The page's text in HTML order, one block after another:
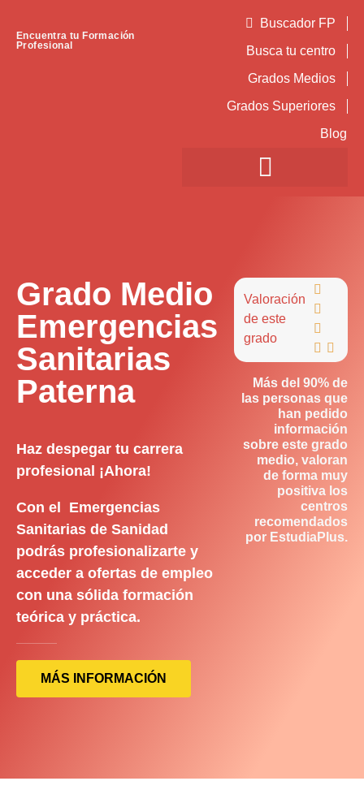
Encuentra tu Formación
Profesional
Buscador FP
Busca tu centro
Grados Medios
Grados Superiores
Blog
Grado Medio
Emergencias
Sanitarias
Paterna
Haz despegar tu carrera
profesional ¡Ahora!
Con el Emergencias
Sanitarias de Sanidad
podrás profesionalizarte y
acceder a ofertas de empleo
con una sólida formación
teórica y práctica.
MÁS INFORMACIÓN
Valoración
de este
grado



 
Más del 90% de
las personas que
han pedido
información
sobre este grado
medio, valoran
de forma muy
positiva los
centros
recomendados
por EstudiaPlus.